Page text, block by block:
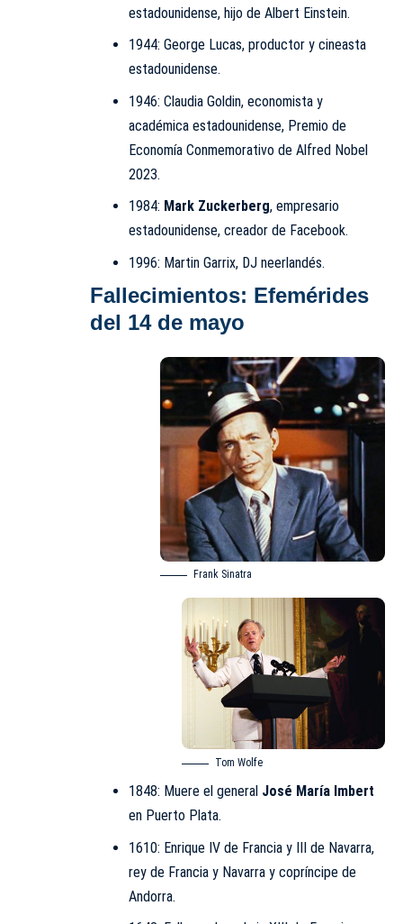
estadounidense, hijo de Albert Einstein.
1944: George Lucas, productor y cineasta
estadounidense.
1946: Claudia Goldin, economista y
académica estadounidense, Premio de
Economía Conmemorativo de Alfred Nobel
2023.
1984: Mark Zuckerberg, empresario
estadounidense, creador de Facebook.
1996: Martin Garrix, DJ neerlandés.
Fallecimientos: Efemérides
del 14 de mayo
Frank Sinatra
Tom Wolfe
1848: Muere el general José María Imbert
en Puerto Plata.
1610: Enrique IV de Francia y III de Navarra,
rey de Francia y Navarra y copríncipe de
Andorra.